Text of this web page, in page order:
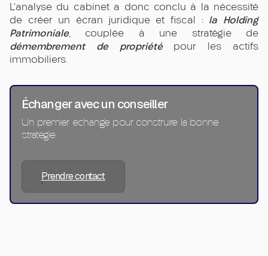
L'analyse du cabinet a donc conclu à la nécessité
de créer un écran juridique et fiscal : la Holding
Patrimoniale, couplée à une stratégie de
démembrement de propriétépour les actifs
immobiliers.
Échanger avec un conseiller
Un premier échange pour construire la bonne
stratégie
Prendre contact